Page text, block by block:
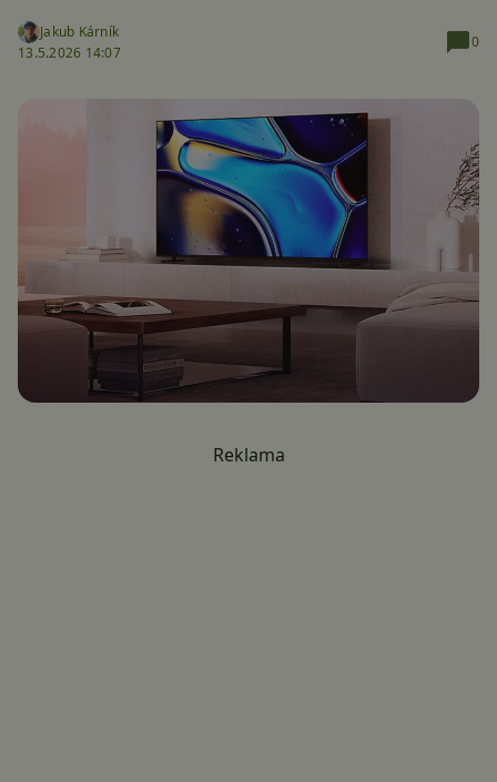
Jakub Kárník
13.5.2026 14:07
0
Reklama